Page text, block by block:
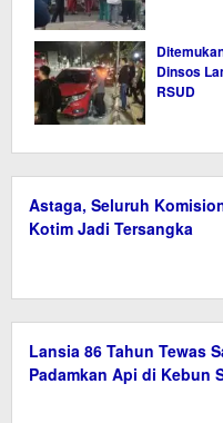
Dinsos
RSUD
Astaga, Seluruh
Kotim Jadi Tersangka
Lansia 86 Tahun Tewas
Padamkan Api di Kebun